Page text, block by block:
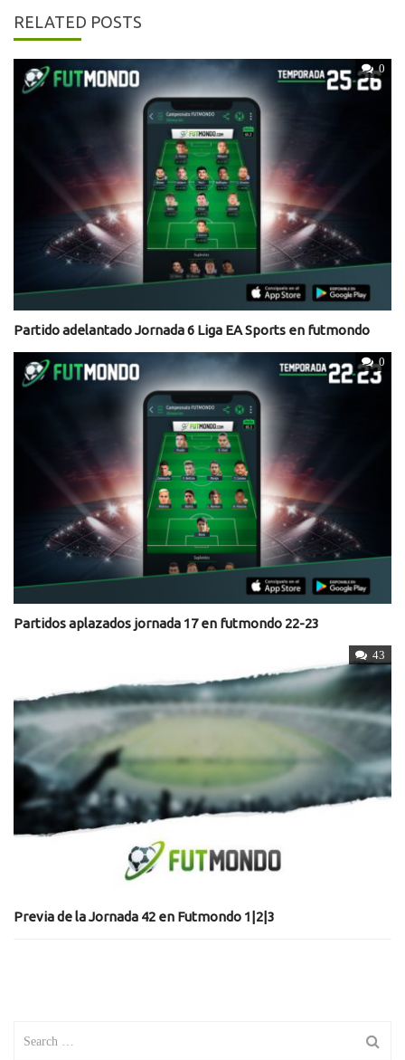
RELATED POSTS
0
Partido adelantado Jornada 6 Liga EA Sports en futmondo
0
Partidos aplazados jornada 17 en futmondo 22-23
43
Previa de la Jornada 42 en Futmondo 1|2|3